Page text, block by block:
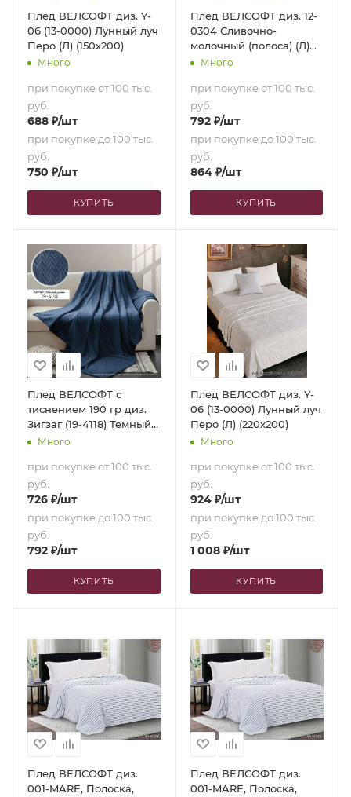
Плед ВЕЛСОФТ диз. Y-
06 (13-0000) Лунный луч
Перо (Л) (150х200)
Много
при покупке от 100 тыс.
руб.
688 ₽/шт
при покупке до 100 тыс.
руб.
750 ₽/шт
КУПИТЬ
Плед ВЕЛСОФТ диз. 12-
0304 Сливочно-
молочный (полоса) (Л)
(180х200)
Много
при покупке от 100 тыс.
руб.
792₽/шт
при покупке до 100 тыс.
руб.
864₽/шт
КУПИТЬ
Плед ВЕЛСОФТ с
тиснением 190 гр диз.
Зигзаг (19-4118) Темный
деним (220х200)
Много
при покупке от 100 тыс.
руб.
726 ₽/шт
при покупке до 100 тыс.
руб.
792 ₽/шт
КУПИТЬ
Плед ВЕЛСОФТ диз. Y-
06 (13-0000) Лунный луч
Перо (Л) (220х200)
Много
при покупке от 100 тыс.
руб.
924₽/шт
при покупке до 100 тыс.
руб.
1 008₽/шт
КУПИТЬ
Плед ВЕЛСОФТ диз.
001-MARE, Полоска,
Плед ВЕЛСОФТ диз.
001-MARE, Полоска,